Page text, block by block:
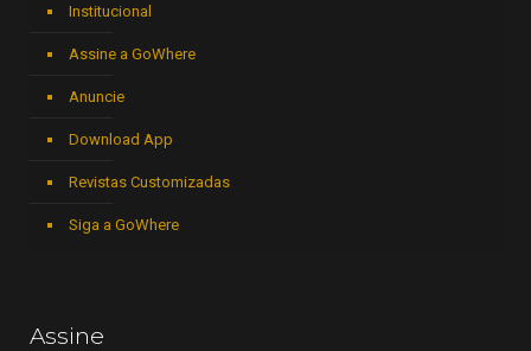
Institucional
Assine a GoWhere
Anuncie
Download App
Revistas Customizadas
Siga a GoWhere
Assine